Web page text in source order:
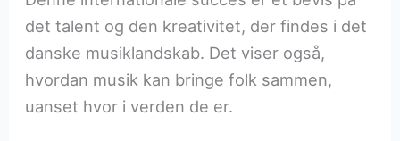
det talent og den kreativitet, der findes i det
danske musiklandskab. Det viser også,
hvordan musik kan bringe folk sammen,
uanset hvor i verden de er.